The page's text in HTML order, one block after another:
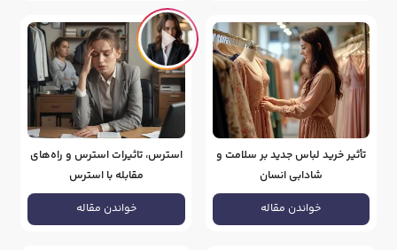
تأثیر خرید لباس جدید بر سلامت و
شادابی انسان
خواندن مقاله
استرس، تاثیرات استرس و راه‌های
مقابله با استرس
خواندن مقاله